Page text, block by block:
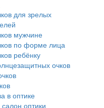
для зрелых
мужчине
по форме лица
ребёнку
очков
в оптике
оптики